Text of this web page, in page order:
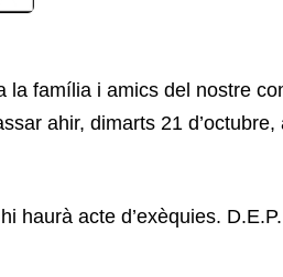
la família i amics del nostre
ahir, dimarts 21 d’octubre,
haurà acte d’exèquies. D.E.P.